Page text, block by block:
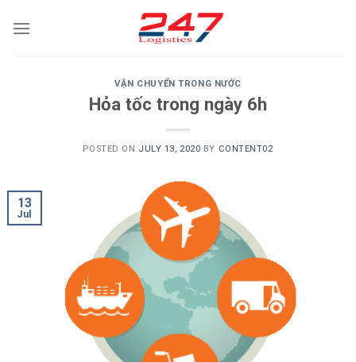
VẬN CHUYỂN TRONG NƯỚC
Hỏa tốc trong ngày 6h
POSTED ON JULY 13, 2020 BY CONTENT02
13
Jul